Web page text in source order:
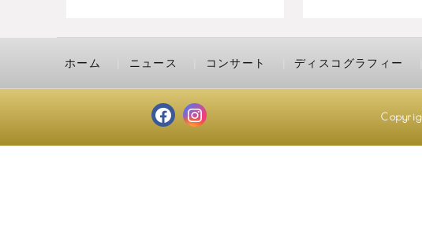
ホーム ニュース コンサート ディスコグラフィー
FacebookInstagram